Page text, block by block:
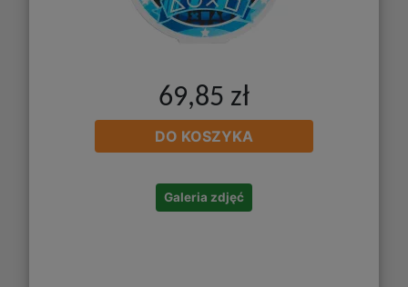
69,85 zł
DO KOSZYKA
Galeria zdjęć